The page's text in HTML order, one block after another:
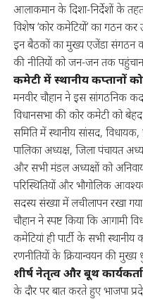
आलाकमान के दिशा-निर्देशों के
विशेष ‘कोर कमेटियों’ का गठन
इन बैठकों का मुख्य एजेंडा संगठन
की नीतियों को जन-जन तक
कमेटी में स्थानीय कप्तानों
मनवीर चौहान ने इस सांगठनिक
विधानसभा की कोर कमेटी को
समिति में स्थानीय सांसद, विधायक,
पालिका अध्यक्ष, जिला पंचायत
और सभी मंडल अध्यक्षों को
परिस्थितियों और भौगोलिक
सदस्य संख्या में लचीलापन रखा
चौहान ने स्पष्ट किया कि आगामी
कमेटियां ही पार्टी के सभी
रणनीतियों के क्रियान्वयन की मुख्य
शीर्ष नेतृत्व और बूथ
के दौर पर बात करते हुए भाजपा